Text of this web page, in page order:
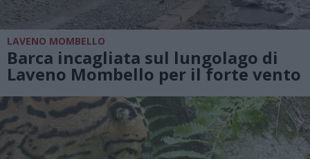
LAVENO MOMBELLO
Barca incagliata sul lungolago di
Laveno Mombello per il forte vento